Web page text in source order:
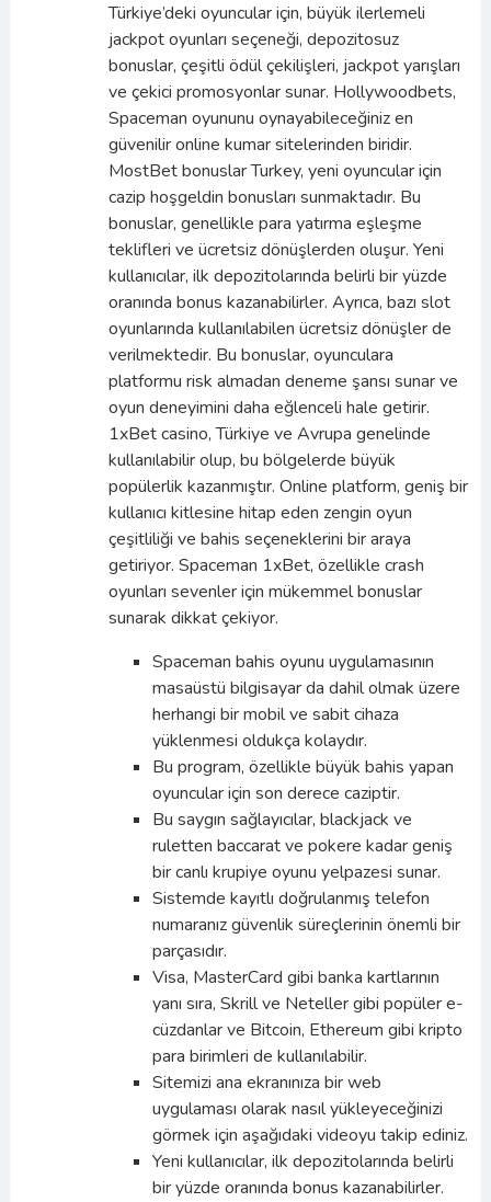
Türkiye’deki oyuncular için, büyük ilerlemeli
jackpot oyunları seçeneği, depozitosuz
bonuslar, çeşitli ödül çekilişleri, jackpot yarışları
ve çekici promosyonlar sunar. Hollywoodbets,
Spaceman oyununu oynayabileceğiniz en
güvenilir online kumar sitelerinden biridir.
MostBet bonuslar Turkey, yeni oyuncular için
cazip hoşgeldin bonusları sunmaktadır. Bu
bonuslar, genellikle para yatırma eşleşme
teklifleri ve ücretsiz dönüşlerden oluşur. Yeni
kullanıcılar, ilk depozitolarında belirli bir yüzde
oranında bonus kazanabilirler. Ayrıca, bazı slot
oyunlarında kullanılabilen ücretsiz dönüşler de
verilmektedir. Bu bonuslar, oyunculara
platformu risk almadan deneme şansı sunar ve
oyun deneyimini daha eğlenceli hale getirir.
1xBet casino, Türkiye ve Avrupa genelinde
kullanılabilir olup, bu bölgelerde büyük
popülerlik kazanmıştır. Online platform, geniş bir
kullanıcı kitlesine hitap eden zengin oyun
çeşitliliği ve bahis seçeneklerini bir araya
getiriyor. Spaceman 1xBet, özellikle crash
oyunları sevenler için mükemmel bonuslar
sunarak dikkat çekiyor.
Spaceman bahis oyunu uygulamasının
masaüstü bilgisayar da dahil olmak üzere
herhangi bir mobil ve sabit cihaza
yüklenmesi oldukça kolaydır.
Bu program, özellikle büyük bahis yapan
oyuncular için son derece caziptir.
Bu saygın sağlayıcılar, blackjack ve
ruletten baccarat ve pokere kadar geniş
bir canlı krupiye oyunu yelpazesi sunar.
Sistemde kayıtlı doğrulanmış telefon
numaranız güvenlik süreçlerinin önemli bir
parçasıdır.
Visa, MasterCard gibi banka kartlarının
yanı sıra, Skrill ve Neteller gibi popüler e-
cüzdanlar ve Bitcoin, Ethereum gibi kripto
para birimleri de kullanılabilir.
Sitemizi ana ekranınıza bir web
uygulaması olarak nasıl yükleyeceğinizi
görmek için aşağıdaki videoyu takip ediniz.
Yeni kullanıcılar, ilk depozitolarında belirli
bir yüzde oranında bonus kazanabilirler.